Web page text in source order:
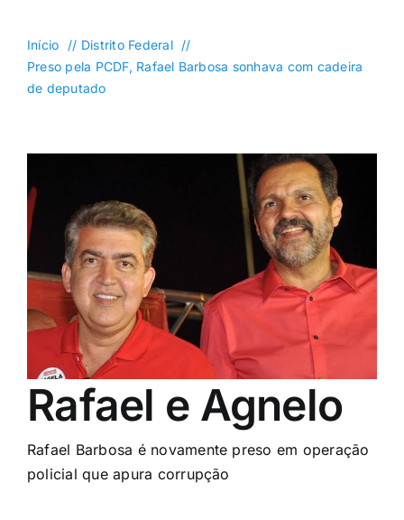
Goiás
Política
Mundo
Colunas e Blogs
Buscar
resultados
para:
Início
Distrito Federal
Preso pela PCDF, Rafael Barbosa sonhava com cadeira
de deputado
Rafael e Agnelo
Rafael Barbosa é novamente preso em operação
policial que apura corrupção